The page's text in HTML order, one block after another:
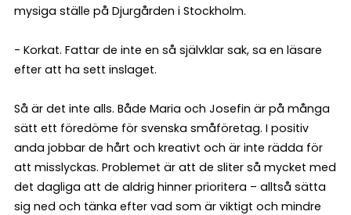
mysiga ställe på Djurgården i Stockholm.
- Korkat. Fattar de inte en så självklar sak, sa en läsare
efter att ha sett inslaget.
Så är det inte alls. Både Maria och Josefin är på många
sätt ett föredöme för svenska småföretag. I positiv
anda jobbar de hårt och kreativt och är inte rädda för
att misslyckas. Problemet är att de sliter så mycket med
det dagliga att de aldrig hinner prioritera – alltså sätta
sig ned och tänka efter vad som är viktigt och mindre